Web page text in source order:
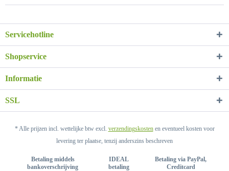
Servicehotline
Shopservice
Informatie
SSL
* Alle prijzen incl. wettelijke btw excl. verzendingskostenen eventueel kosten voor
levering ter plaatse, tenzij anderszins beschreven
Betaling middels
bankoverschrijving
IDEAL
betaling
Betaling via PayPal,
Creditcard